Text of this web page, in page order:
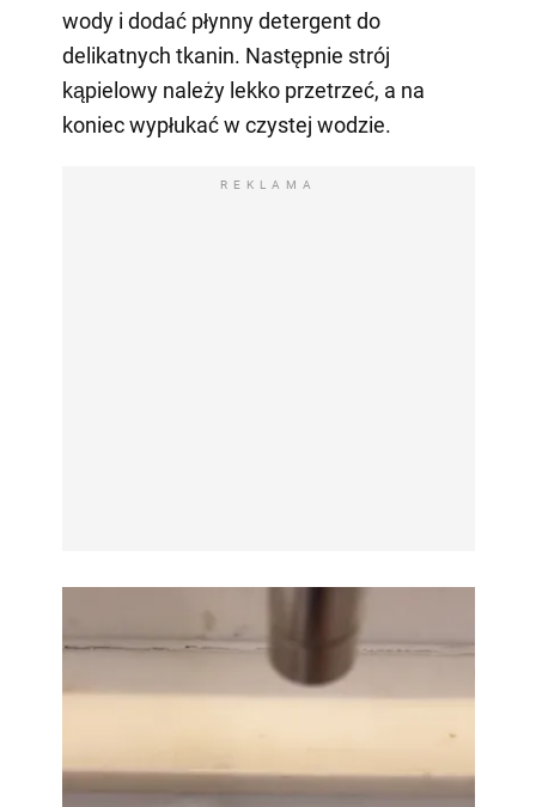
wody i dodać płynny detergent do
delikatnych tkanin. Następnie strój
kąpielowy należy lekko przetrzeć, a na
koniec wypłukać w czystej wodzie.
REKLAMA